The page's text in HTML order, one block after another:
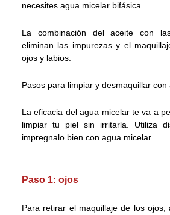
necesites agua micelar bifásica.
La combinación del aceite con
eliminan las impurezas y el
ojos y labios.
Pasos para limpiar y desmaquillar con
La eficacia del agua micelar te va a
limpiar tu piel sin irritarla. Utiliza
impregnalo bien con agua micelar.
Paso 1: ojos
Para retirar el maquillaje de los ojos,